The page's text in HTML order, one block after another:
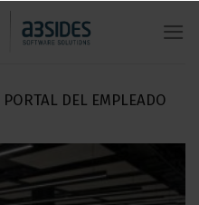
PORTAL DEL EMPLEADO